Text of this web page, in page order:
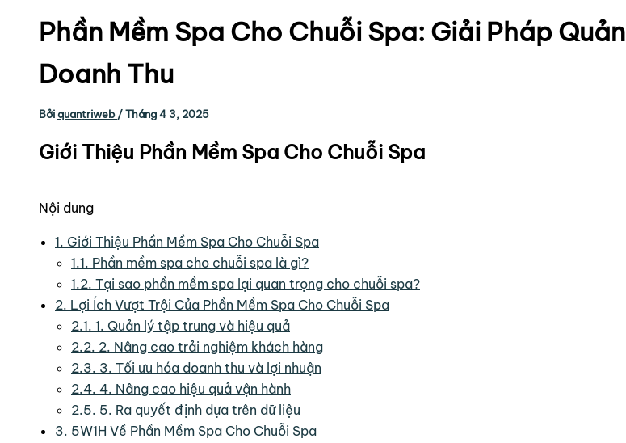
Phần Mềm Spa Cho Chuỗi Spa: Giải Pháp
Doanh Thu
Bởiquantriweb/Tháng 4 3, 2025
Giới Thiệu Phần Mềm Spa Cho Chuỗi Spa
Nội dung
1. Giới Thiệu Phần Mềm Spa Cho Chuỗi Spa
1.1. Phần mềm spa cho chuỗi spa là gì?
1.2. Tại sao phần mềm spa lại quan trọng cho chuỗi spa?
2. Lợi Ích Vượt Trội Của Phần Mềm Spa Cho Chuỗi Spa
2.1. 1. Quản lý tập trung và hiệu quả
2.2. 2. Nâng cao trải nghiệm khách hàng
2.3. 3. Tối ưu hóa doanh thu và lợi nhuận
2.4. 4. Nâng cao hiệu quả vận hành
2.5. 5. Ra quyết định dựa trên dữ liệu
3. 5W1H Về Phần Mềm Spa Cho Chuỗi Spa